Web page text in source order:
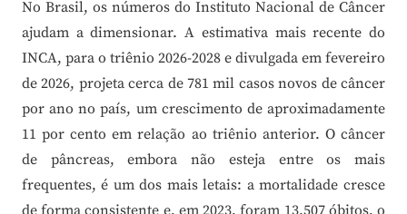
No Brasil, os números do Instituto Nacional de Câncer
ajudam a dimensionar. A estimativa mais recente do
INCA, para o triênio 2026-2028 e divulgada em fevereiro
de 2026, projeta cerca de 781 mil casos novos de câncer
por ano no país, um crescimento de aproximadamente
11 por cento em relação ao triênio anterior. O câncer
de pâncreas, embora não esteja entre os mais
frequentes, é um dos mais letais: a mortalidade cresce